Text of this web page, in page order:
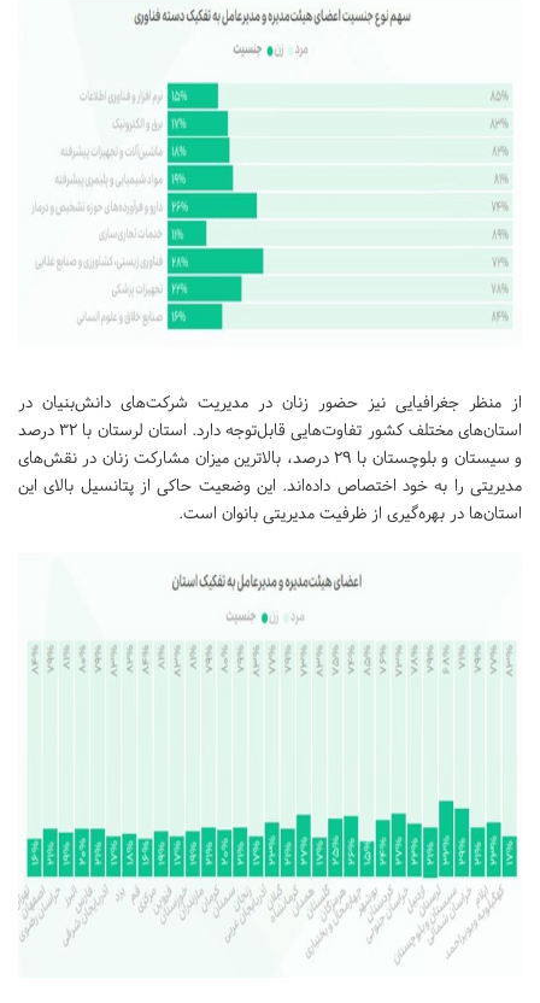
از منظر جغرافیایی نیز حضور زنان در مدیریت شرکت‌های دانش‌بنیان در
استان‌های مختلف کشور تفاوت‌هایی قابل‌توجه دارد. استان لرستان با ۳۲ درصد
و سیستان و بلوچستان با ۲۹ درصد، بالاترین میزان مشارکت زنان در نقش‌های
مدیریتی را به خود اختصاص داده‌اند. این وضعیت حاکی از پتانسیل بالای این
استان‌ها در بهره‌گیری از ظرفیت مدیریتی بانوان است.